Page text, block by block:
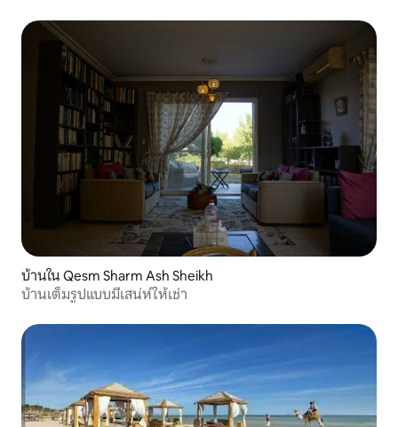
บ้านใน Qesm Sharm Ash Sheikh
บ้านเต็มรูปแบบมีเสน่ห์ให้เช่า